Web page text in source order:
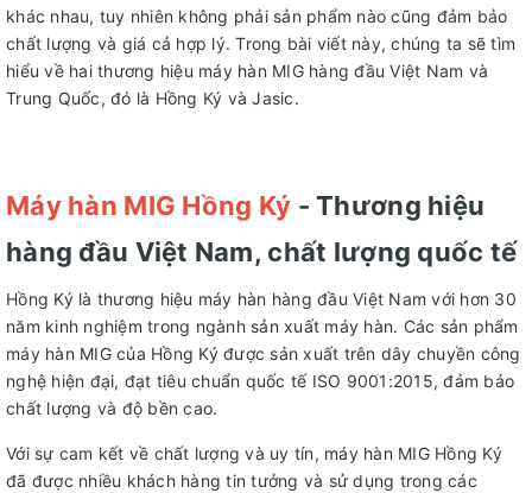
khác nhau, tuy nhiên không phải sản phẩm nào cũng đảm bảo
chất lượng và giá cả hợp lý. Trong bài viết này, chúng ta sẽ tìm
hiểu về hai thương hiệu máy hàn MIG hàng đầu Việt Nam và
Trung Quốc, đó là Hồng Ký và Jasic.
Máy hàn MIG Hồng Ký - Thương hiệu
hàng đầu Việt Nam, chất lượng quốc tế
Hồng Ký là thương hiệu máy hàn hàng đầu Việt Nam với hơn 30
năm kinh nghiệm trong ngành sản xuất máy hàn. Các sản phẩm
máy hàn MIG của Hồng Ký được sản xuất trên dây chuyền công
nghệ hiện đại, đạt tiêu chuẩn quốc tế ISO 9001:2015, đảm bảo
chất lượng và độ bền cao.
Với sự cam kết về chất lượng và uy tín, máy hàn MIG Hồng Ký
đã được nhiều khách hàng tin tưởng và sử dụng trong các